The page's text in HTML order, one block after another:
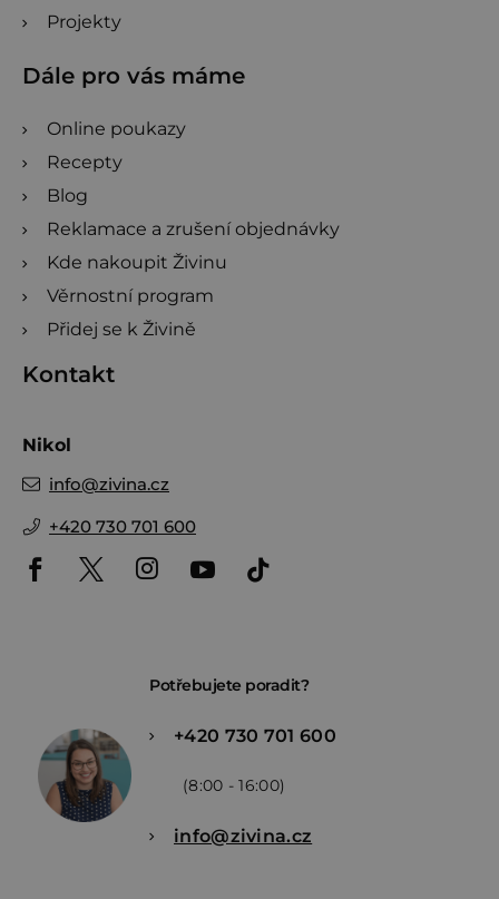
Projekty
Dále pro vás máme
Online poukazy
Recepty
Blog
Reklamace a zrušení objednávky
Kde nakoupit Živinu
Věrnostní program
Přidej se k Živině
Kontakt
Nikol
info@zivina.cz
+420 730 701 600
Potřebujete poradit?
+420 730 701 600
(8:00 - 16:00)
info@zivina.cz